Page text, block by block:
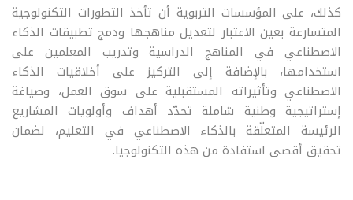
كذلك، على المؤسسات التربوية أن تأخذ التطورات التكنولوجية
المتسارعة بعين الاعتبار لتعديل مناهجها ودمج تطبيقات الذكاء
الاصطناعي في المناهج الدراسية وتدريب المعلمين على
استخدامها، بالإضافة إلى التركيز على أخلاقيات الذكاء
الاصطناعي وتأثيراته المستقبلية على سوق العمل، وصياغة
إستراتيجية وطنية شاملة تحدّد أهداف وأولويات المشاريع
الرئيسة المتعلّقة بالذكاء الاصطناعي في التعليم، لضمان
تحقيق أقصى استفادة من هذه التكنولوجيا.